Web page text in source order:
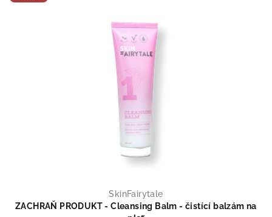
SkinFairytale
ZACHRAŇ PRODUKT - Cleansing Balm - čistící balzám na